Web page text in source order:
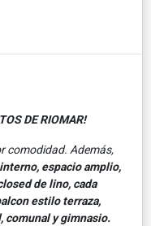
DE RIOMAR!
comodidad. Además,
espacio amplio,
de lino, cada
estilo terraza,
comunal y gimnasio.